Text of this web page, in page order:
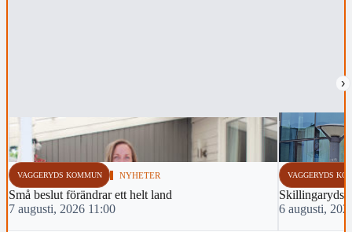
›
VAGGERYDS KOMMUN NYHETER
Små beslut förändrar ett helt land
7 augusti, 2026 11:00
VAGGERYDS
6 augusti,